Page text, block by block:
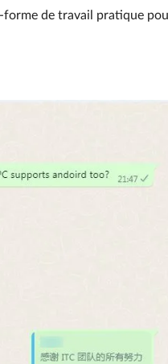
forme de travail pratique